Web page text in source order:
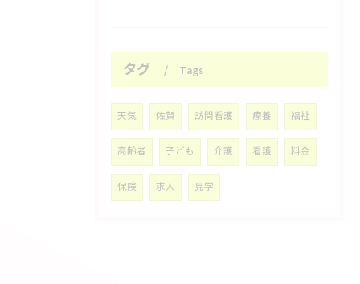
タグ Tags
天気 佐賀 訪問看護 療養 福祉
高齢者 子ども 介護 看護 料金
保険 求人 見学